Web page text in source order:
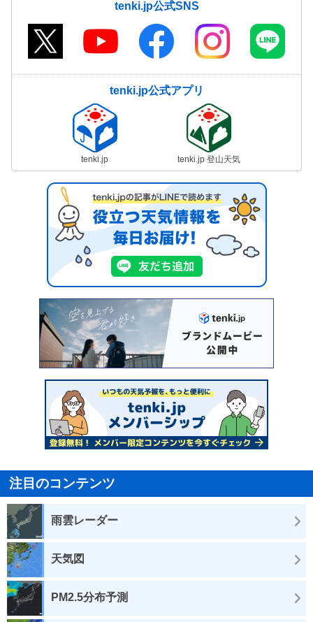
tenki.jp公式SNS
tenki.jp公式アプリ
tenki.jp tenki.jp 登山天気
注目のコンテンツ
雨雲レーダー
天気図
PM2.5分布予測